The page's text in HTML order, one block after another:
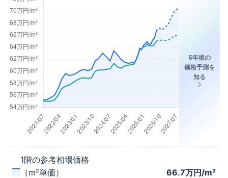
5年後の
価格予測を
知る
1階の参考相場価格
（m²単価）
66.7万円/m²